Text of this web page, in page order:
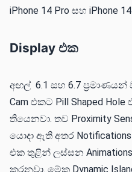
iPhone 14 Pro සහ iPhone
Display එක
අඟල් 6.1 සහ 6.7
Cam එකට Pill Shaped
තියෙනවා. තව Proximity
යොදා ඇති අතර
එක තුළින් ලස්සන
කරනවා. මේක Dynamic